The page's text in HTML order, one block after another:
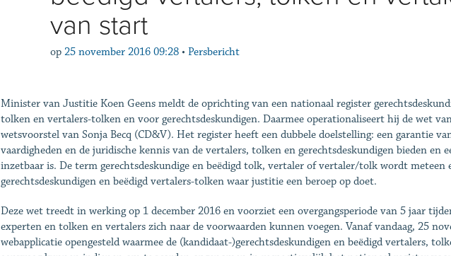
van start
op 25 november 2016 09:28 • Persbericht
Minister van Justitie Koen Geens meldt de oprichting van een nationaal register
tolken en vertalers-tolken en voor gerechtsdeskundigen. Daarmee operationaliseert hij de wet
wetsvoorstel van Sonja Becq (CD&V). Het register heeft een dubbele doelstelling: een garantie
vaardigheden en de juridische kennis van de vertalers, tolken en gerechtsdeskundigen bieden en
inzetbaar is. De term gerechtsdeskundige en beëdigd tolk, vertaler of vertaler/tolk wordt meteen
gerechtsdeskundigen en beëdigd vertalers-tolken waar justitie een beroep op doet.
Deze wet treedt in werking op 1 december 2016 en voorziet een overgangsperiode van 5 jaar
experten en tolken en vertalers zich naar de voorwaarden kunnen voegen. Vanaf vandaag, 25
webapplicatie opengesteld waarmee de (kandidaat-)gerechtsdeskundigen en beëdigd vertalers,